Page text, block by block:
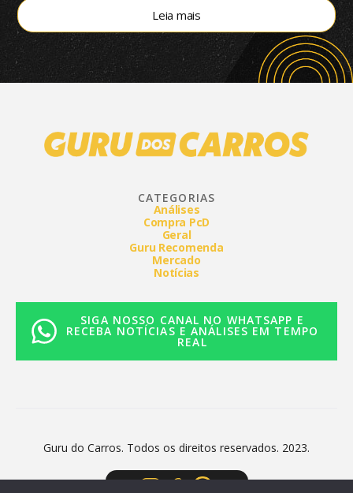
Leia mais
CATEGORIAS
Análises
Compra PcD
Geral
Guru Recomenda
Mercado
Notícias
SIGA NOSSO CANAL NO WHATSAPP E
RECEBA NOTÍCIAS E ANÁLISES EM TEMPO
REAL
Guru do Carros. Todos os direitos reservados. 2023.